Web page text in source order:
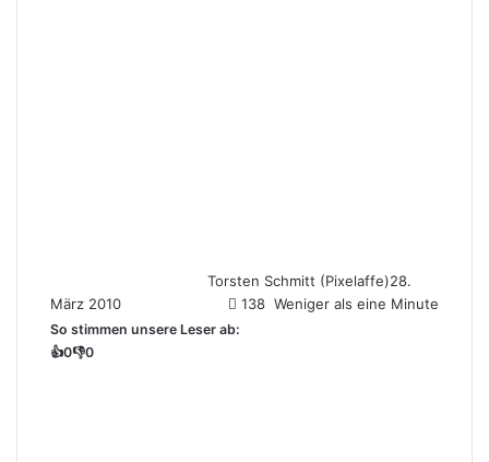
Torsten Schmitt (Pixelaffe)28.
März 2010
138 Weniger als eine Minute
So stimmen unsere Leser ab:
👍0👎0